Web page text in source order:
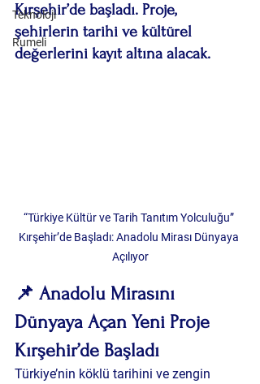
Teknoloji
Rumeli
Kırşehir’de başladı. Proje,
şehirlerin tarihi ve kültürel
değerlerini kayıt altına alacak.
“Türkiye Kültür ve Tarih Tanıtım Yolculuğu”
Kırşehir’de Başladı: Anadolu Mirası Dünyaya
Açılıyor
📌 Anadolu Mirasını
Dünyaya Açan Yeni Proje
Kırşehir’de Başladı
Türkiye’nin köklü tarihini ve zengin